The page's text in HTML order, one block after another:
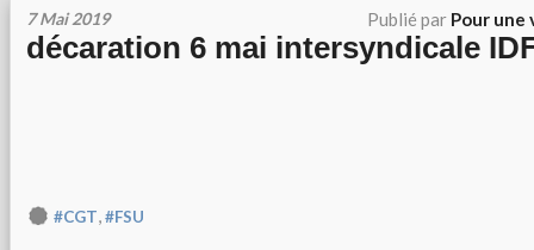
7 Mai 2019 Publié par Pour une
décaration 6 mai intersyndicale
#CGT,#FSU